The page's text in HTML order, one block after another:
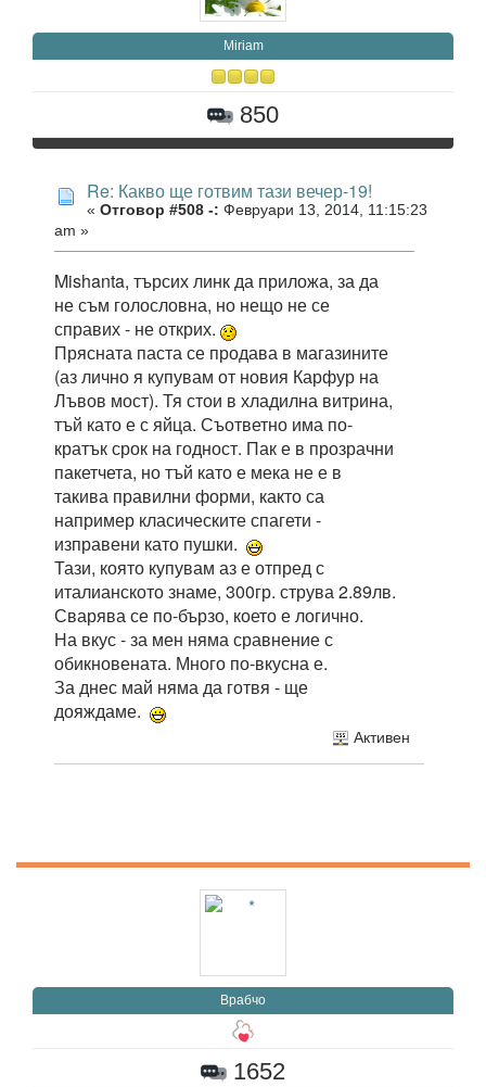
Miriam
850
Re: Какво ще готвим тази вечер-19!
« Отговор #508 -: Февруари 13, 2014, 11:15:23
am »
Mishanta, търсих линк да приложа, за да
не съм голословна, но нещо не се
справих - не открих.
Прясната паста се продава в магазините
(аз лично я купувам от новия Карфур на
Лъвов мост). Тя стои в хладилна витрина,
тъй като е с яйца. Съответно има по-
кратък срок на годност. Пак е в прозрачни
пакетчета, но тъй като е мека не е в
такива правилни форми, както са
например класическите спагети -
изправени като пушки.
Тази, която купувам аз е отпред с
италианското знаме, 300гр. струва 2.89лв.
Сварява се по-бързо, което е логично.
На вкус - за мен няма сравнение с
обикновената. Много по-вкусна е.
За днес май няма да готвя - ще
дояждаме.
Активен
Врабчо
1652